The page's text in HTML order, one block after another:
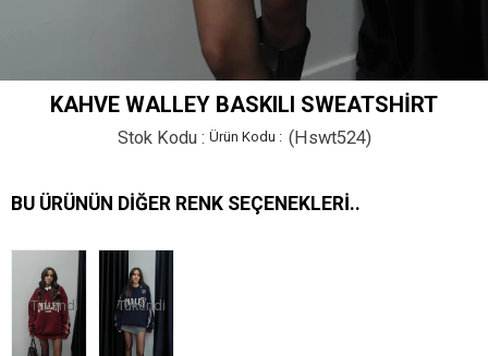
KAHVE WALLEY BASKILI SWEATSHIRT
Stok Kodu (Hswt524)
BU ÜRÜNÜN DIĞER RENK SEÇENEKLERI..
Tükendi Tükendi